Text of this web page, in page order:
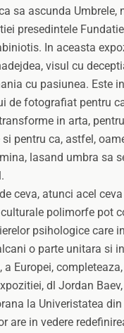
sa ascunda Umbrele,
presedintele
In aceasta
visul cu
cu pasiunea. Este
de fotografiat pentru
in arta,
pentru ca, astfel,
lasand umbra sa
ceva, atunci acel
polimorfe pot
psihologice care
o parte unitara si
Europei,
dl Jordan
la Univeristatea
are in vedere